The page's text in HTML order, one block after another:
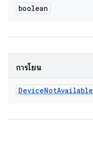
boolean
การโยน
DeviceNotAvailable